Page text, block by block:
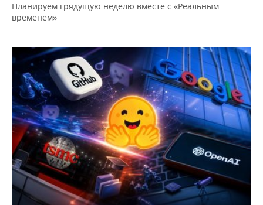
Планируем грядущую неделю вместе с «Реальным
временем»